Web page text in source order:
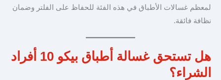
لمعظم غسالات الأطباق في هذه الفئة للحفاظ على الفلتر وضمان
نظافة فائقة.
هل تستحق غسالة أطباق بيكو 10 أفراد
الشراء؟